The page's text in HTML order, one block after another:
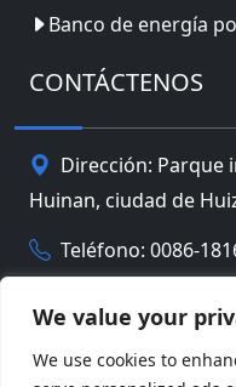
We value your
We use cookies to
Banco de energía
CONTÁCTENOS
Dirección: Parque
Huinan, ciudad de
Teléfono: 0086-
Email: